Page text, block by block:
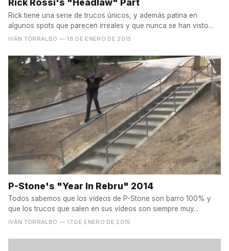
Rick Rossi's "Headlaw" Part
Rick tiene una serie de trucos únicos, y además patina en
algunos spots que parecen irreales y que nunca se han visto...
IVÁN TORRALBO — 18 DE ENERO DE 2015
P-Stone's "Year In Rebru" 2014
Todos sabemos que los vídeos de P-Stone son barro 100% y
que los trucos que salen en sus vídeos son siempre muy...
IVÁN TORRALBO — 17 DE ENERO DE 2015